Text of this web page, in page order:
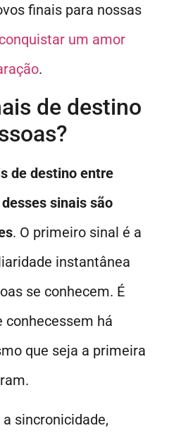
finais para nossas
um amor
.
de destino
de destino entre
sinais são
. O primeiro sinal é a
instantânea
se conhecem. É
conhecessem há
que seja a primeira
sincronicidade,